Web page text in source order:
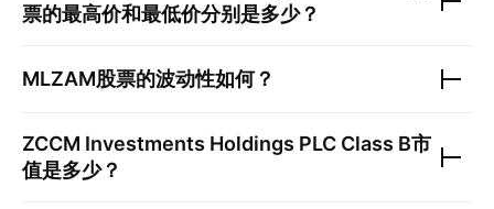
票的最高价和最低价分别是多少？
MLZAM股票的波动性如何？
ZCCM Investments Holdings PLC Class B市
值是多少？